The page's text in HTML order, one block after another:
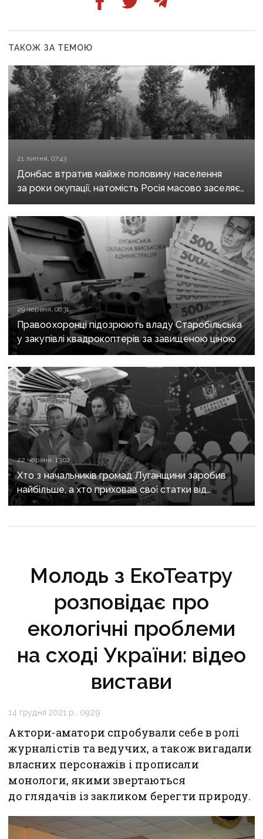
ТАКОЖ ЗА ТЕМОЮ
21 липня, 07:43
Донбас втратив майже половину населення
за роки окупації, натомість Росія масово заселяє
регіон своїми громадянами — ГУР
29 червня, 08:31
Правоохоронці підозрюють владу Старобільська
у закупівлі квадрокоптерів за завищеною ціною
22 червня, 13:02
Хто з начальників громад Луганщини заробив
найбільше, а хто приховав свої статки від
громадськості
Молодь з ЕкоТеатру
розповідає про
екологічні проблеми
на сході України: відео
вистави
14 грудня 2021 р., 09:29
Актори-аматори спробували себе в ролі
журналістів та ведучих, а також вигадали
власних персонажів і прописали
монологи, якими звертаються
до глядачів із закликом берегти природу.